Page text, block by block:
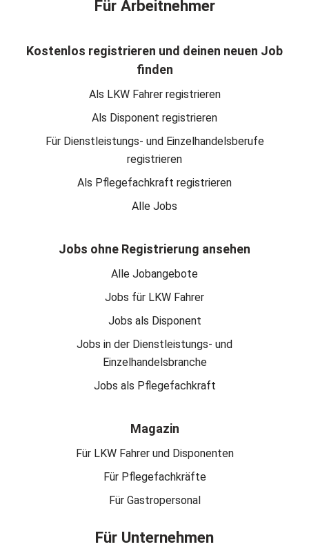
Für Arbeitnehmer
Kostenlos registrieren und deinen neuen Job
finden
Als LKW Fahrer registrieren
Als Disponent registrieren
Für Dienstleistungs- und Einzelhandelsberufe
registrieren
Als Pflegefachkraft registrieren
Alle Jobs
Jobs ohne Registrierung ansehen
Alle Jobangebote
Jobs für LKW Fahrer
Jobs als Disponent
Jobs in der Dienstleistungs- und
Einzelhandelsbranche
Jobs als Pflegefachkraft
Magazin
Für LKW Fahrer und Disponenten
Für Pflegefachkräfte
Für Gastropersonal
Für Unternehmen